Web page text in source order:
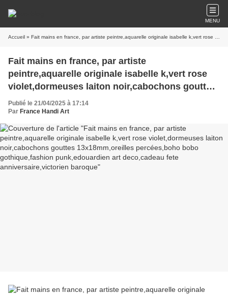
MENU
Accueil » Fait mains en france, par artiste peintre,aquarelle originale isabelle k,vert rose violet,dormeuses laiton noir,cabochons gouttes 13x18mm,oreilles percées,boho bobo gothique,fashion punk,edouardien art deco,cadeau fete anniversaire,victorien baroque
Fait mains en france, par artiste
peintre,aquarelle originale isabelle k,vert rose
violet,dormeuses laiton noir,cabochons gouttes
13x18mm,oreilles percées,boho bobo
gothique,fashion punk,edouardien art
deco,cadeau fete anniversaire,victorien baroque
Publié le 21/04/2025 à 17:14
Par France Handi Art